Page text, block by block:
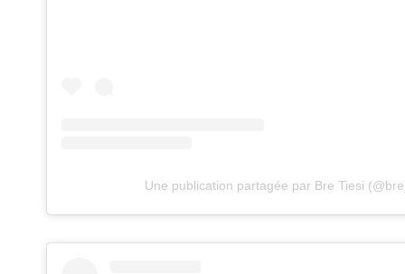
Une publication partagée par Bre Tiesi